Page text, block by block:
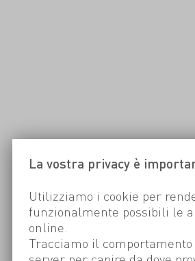
La vostra privacy è
Utilizziamo i cookie per
funzionalmente possibili le
online.
Tracciamo il